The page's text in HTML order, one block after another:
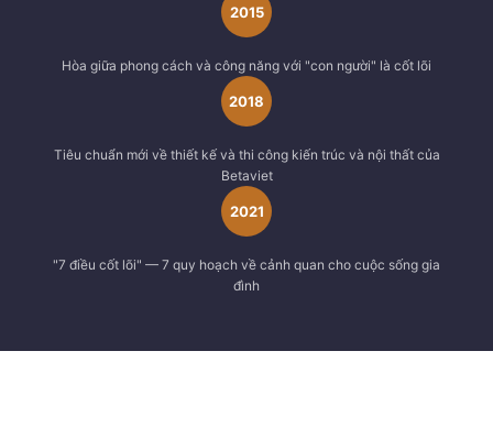
2015
Hòa giữa phong cách và công năng với "con người" là cốt lõi
2018
Tiêu chuẩn mới về thiết kế và thi công kiến trúc và nội thất của
Betaviet
2021
"7 điều cốt lõi" — 7 quy hoạch về cảnh quan cho cuộc sống gia
đình